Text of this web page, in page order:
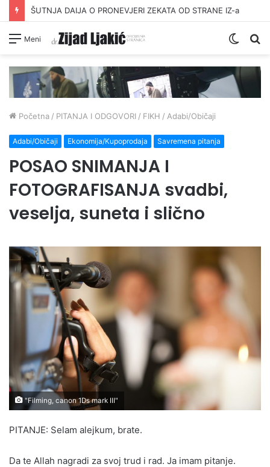
ŠUTNJA DAIJA O PRONEVJERI ZEKATA OD STRANE IZ-a
Meni
Switch
Početna / PITANJA I ODGOVORI / FIKH / Adabi/Običaji
Adabi/Običaji Ekonomija/Kupoprodaja Savremena pitanja
POSAO SNIMANJA I
FOTOGRAFISANJA svadbi,
veselja, suneta i slično
"Filming, canon 1Ds mark III"
PITANJE: Selam alejkum, brate.
Da te Allah nagradi za svoj trud i rad. Ja imam pitanje.